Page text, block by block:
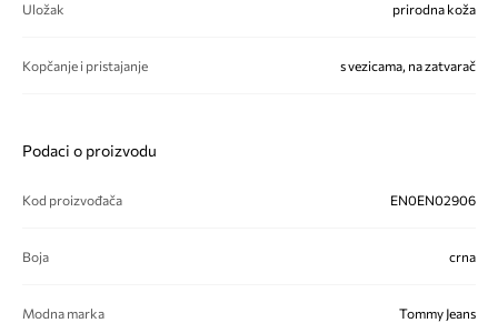
Uložak prirodna koža
Kopčanje i pristajanje s vezicama, na zatvarač
Podaci o proizvodu
Kod proizvođača EN0EN02906
Boja crna
Modna marka Tommy Jeans